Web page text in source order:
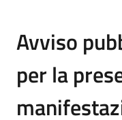
Avviso
per la